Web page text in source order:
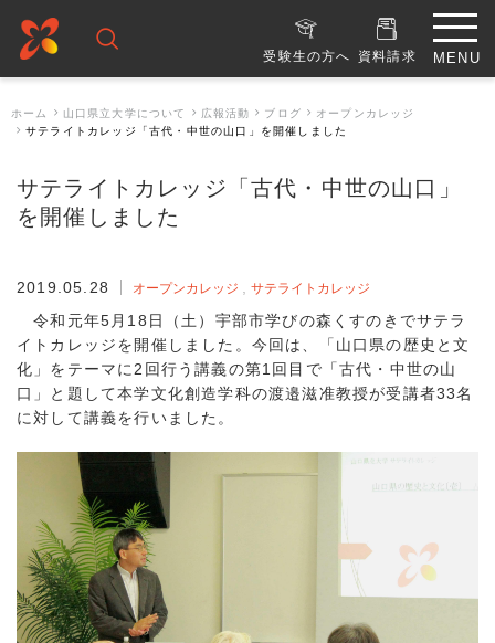
受験生の方へ 資料請求
ホーム 山口県立大学について 広報活動 ブログ
オープンカレッジ
サテライトカレッジ「古代・中世の山口」を開催しました
サテライトカレッジ「古代・中世の山口」
を開催しました
2019.05.28 オープンカレッジ サテライトカレッジ
令和元年5月18日（土）宇部市学びの森くすのきでサテラ
イトカレッジを開催しました。今回は、「山口県の歴史と文
化」をテーマに2回行う講義の第1回目で「古代・中世の山
口」と題して本学文化創造学科の渡邉滋准教授が受講者33名
に対して講義を行いました。